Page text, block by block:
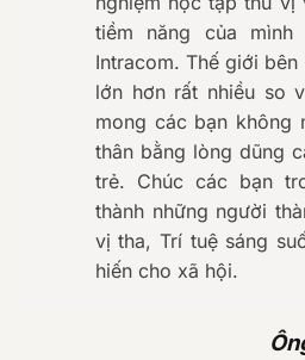
lớn hơn rất nhiều so
mong các bạn không
thân bằng lòng dũng
trẻ. Chúc các bạn
thành những người
vị tha, Trí tuệ sáng
hiến cho xã hội.
Chủ tịch HĐQT, Tổng